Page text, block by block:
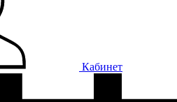
Кабинет